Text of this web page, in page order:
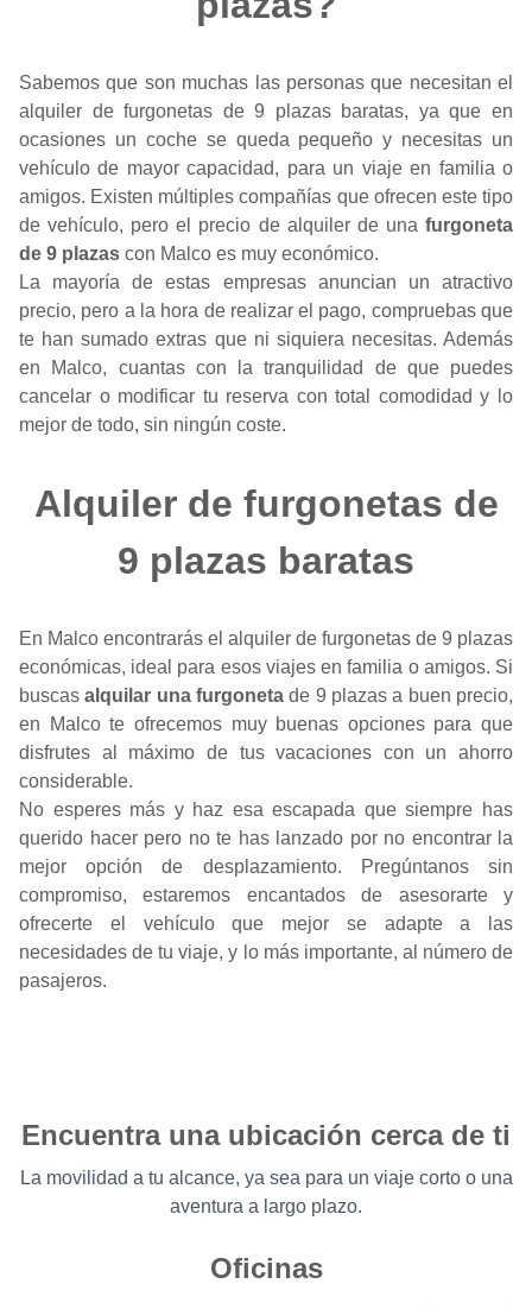
Sabemos que son muchas las personas que necesitan el
alquiler de furgonetas de 9 plazas baratas, ya que en
ocasiones un coche se queda pequeño y necesitas un
vehículo de mayor capacidad, para un viaje en familia o
amigos. Existen múltiples compañías que ofrecen este tipo
de vehículo, pero el precio de alquiler de una furgoneta
de 9 plazas con Malco es muy económico.
La mayoría de estas empresas anuncian un atractivo
precio, pero a la hora de realizar el pago, compruebas que
te han sumado extras que ni siquiera necesitas. Además
en Malco, cuantas con la tranquilidad de que puedes
cancelar o modificar tu reserva con total comodidad y lo
mejor de todo, sin ningún coste.
Alquiler de furgonetas de
9 plazas baratas
En Malco encontrarás el alquiler de furgonetas de 9 plazas
económicas, ideal para esos viajes en familia o amigos. Si
buscasalquilar una furgoneta de 9 plazas a buen precio,
en Malco te ofrecemos muy buenas opciones para que
disfrutes al máximo de tus vacaciones con un ahorro
considerable.
No esperes más y haz esa escapada que siempre has
querido hacer pero no te has lanzado por no encontrar la
mejor opción de desplazamiento. Pregúntanos sin
compromiso, estaremos encantados de asesorarte y
ofrecerte el vehículo que mejor se adapte a las
necesidades de tu viaje, y lo más importante, al número de
pasajeros.
Encuentra una ubicación cerca de ti
La movilidad a tu alcance, ya sea para un viaje corto o una
aventura a largo plazo.
Oficinas